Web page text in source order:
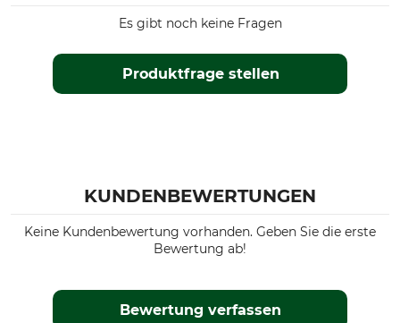
Produktfrage stellen
Es gibt noch keine Fragen
KUNDENBEWERTUNGEN
Keine Kundenbewertung vorhanden. Geben Sie die erste
Bewertung ab!
Bewertung verfassen